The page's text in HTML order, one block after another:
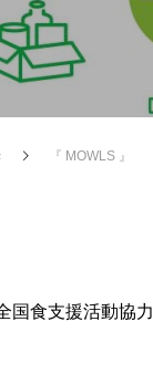
『 MOWLS 』
国食支援活動協